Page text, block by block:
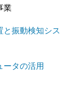
業
と振動検知シス
ータの活用